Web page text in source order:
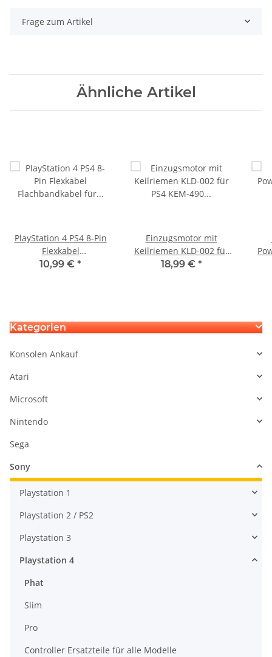
Frage zum Artikel
Ähnliche Artikel
PlayStation 4 PS4 8-Pin
Flexkabel
Flachbandkabel für
10,99 € *
Einzugsmotor mit
Keilriemen KLD-002 für
PS4 KEM-490
18,99 € *
Kategorien
Konsolen Ankauf
Atari
Microsoft
Nintendo
Sega
Sony
Playstation 1
Playstation 2 / PS2
Playstation 3
Playstation 4
Phat
Slim
Pro
Controller Ersatzteile für alle Modelle